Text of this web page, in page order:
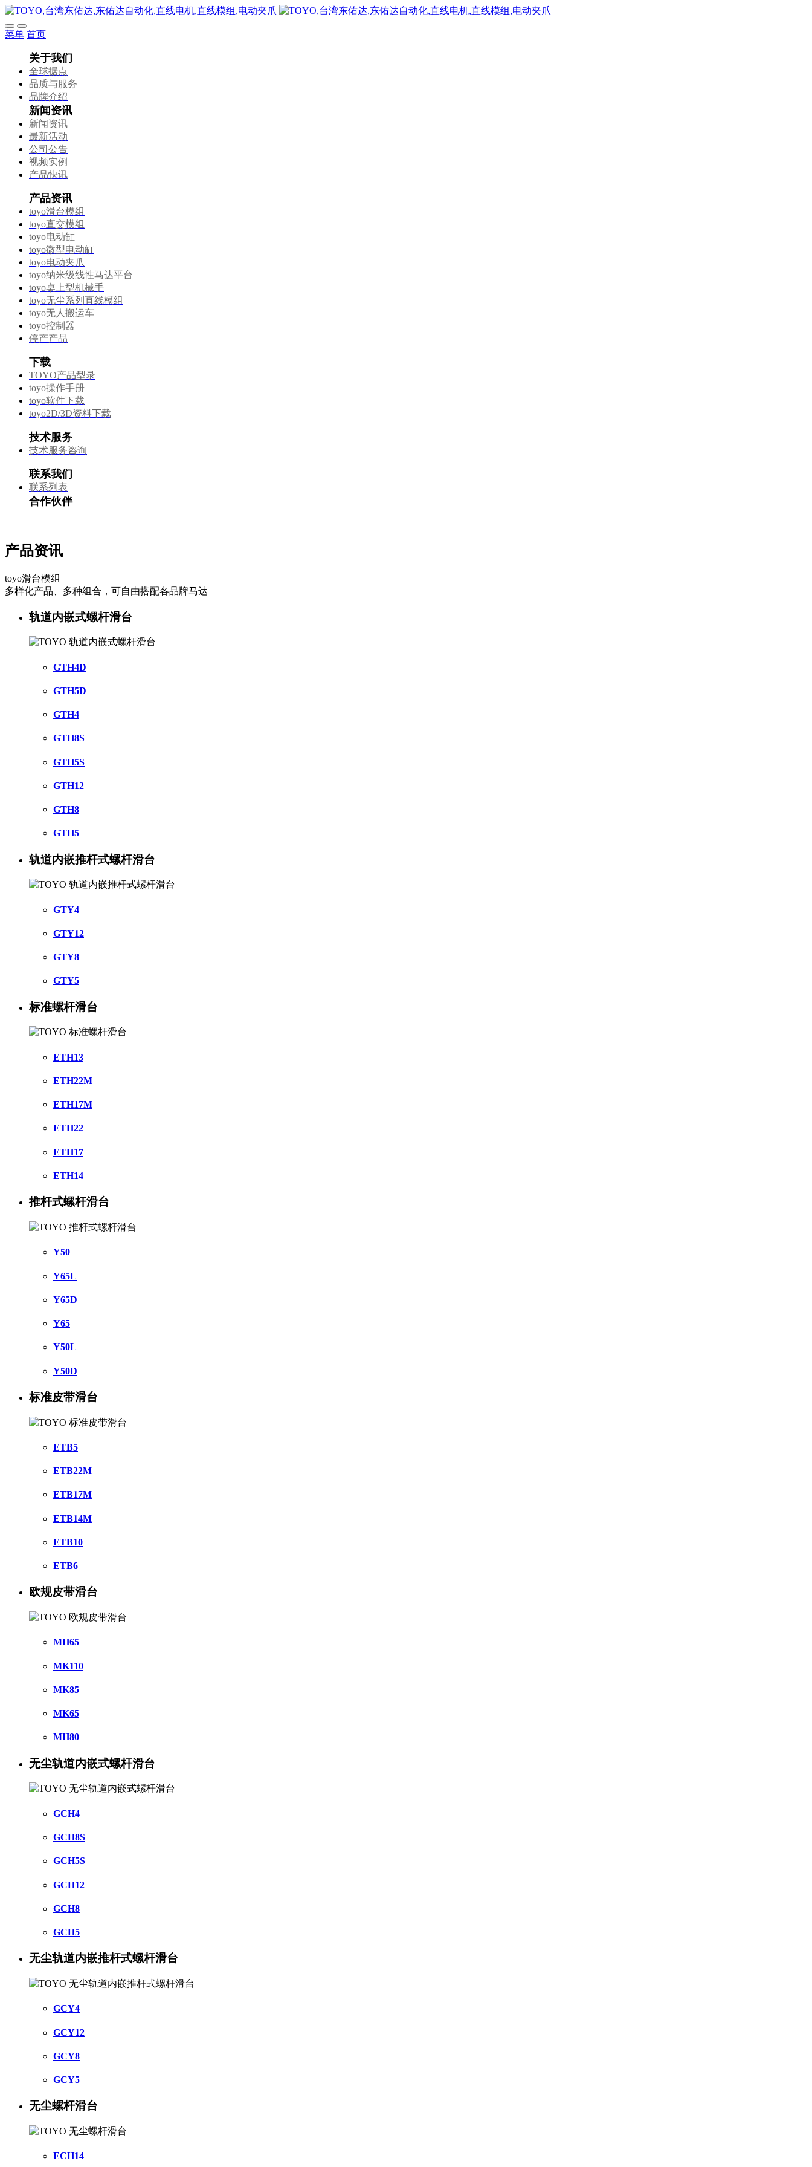
菜单 首页
关于我们
全球据点
品质与服务
品牌介绍
新闻资讯
新闻资讯
最新活动
公司公告
视频实例
产品快讯
产品资讯
toyo滑台模组
toyo直交模组
toyo电动缸
toyo微型电动缸
toyo电动夹爪
toyo纳米级线性马达平台
toyo桌上型机械手
toyo无尘系列直线模组
toyo无人搬运车
toyo控制器
停产产品
下载
TOYO产品型录
toyo操作手册
toyo软件下载
toyo2D/3D资料下载
技术服务
技术服务咨询
联系我们
联系列表
合作伙伴
产品资讯
toyo滑台模组
多样化产品、多种组合，可自由搭配各品牌马达
轨道内嵌式螺杆滑台
GTH4D
GTH5D
GTH4
GTH8S
GTH5S
GTH12
GTH8
GTH5
轨道内嵌推杆式螺杆滑台
GTY4
GTY12
GTY8
GTY5
标准螺杆滑台
ETH13
ETH22M
ETH17M
ETH22
ETH17
ETH14
推杆式螺杆滑台
Y50
Y65L
Y65D
Y65
Y50L
Y50D
标准皮带滑台
ETB5
ETB22M
ETB17M
ETB14M
ETB10
ETB6
欧规皮带滑台
MH65
MK110
MK85
MK65
MH80
无尘轨道内嵌式螺杆滑台
GCH4
GCH8S
GCH5S
GCH12
GCH8
GCH5
无尘轨道内嵌推杆式螺杆滑台
GCY4
GCY12
GCY8
GCY5
无尘螺杆滑台
ECH14